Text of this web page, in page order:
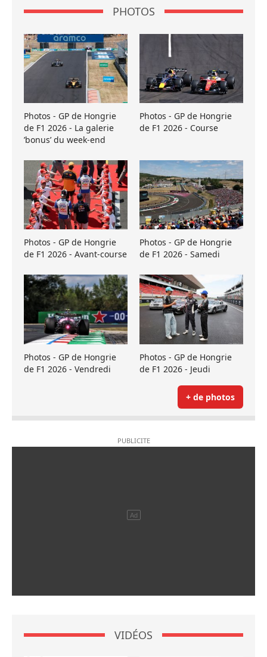
PHOTOS
Photos - GP de Hongrie
de F1 2026 - La galerie
’bonus’ du week-end
Photos - GP de Hongrie
de F1 2026 - Course
Photos - GP de Hongrie
de F1 2026 - Avant-course
Photos - GP de Hongrie
de F1 2026 - Samedi
Photos - GP de Hongrie
de F1 2026 - Vendredi
Photos - GP de Hongrie
de F1 2026 - Jeudi
+ de photos
VIDÉOS